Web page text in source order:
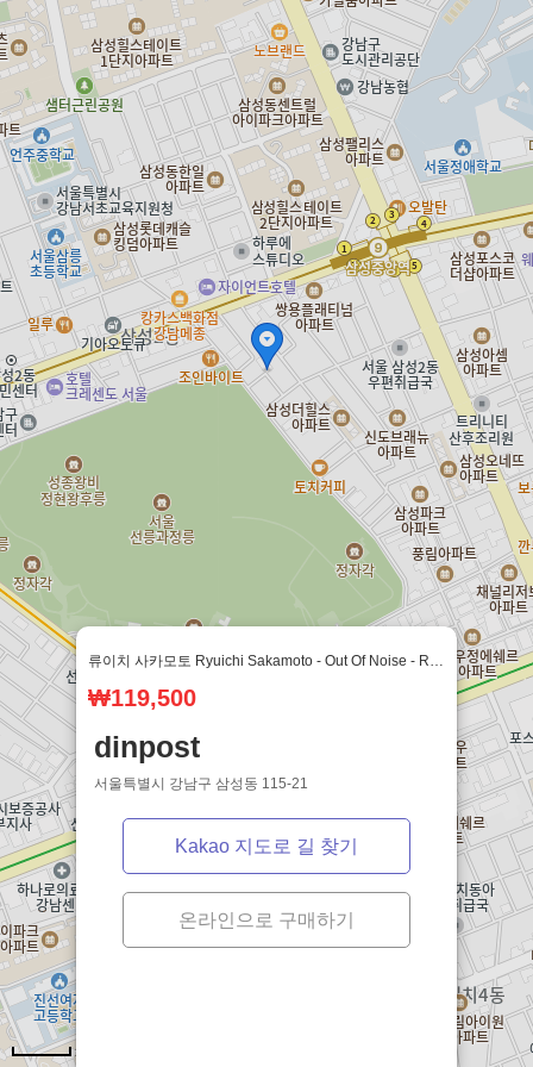
vinyl.coroke.net 바이닐 LP 모아보기
100m
류이치 사카모토 Ryuichi Sakamoto - Out Of Noise - R (2LP)
₩119,500
dinpost
서울특별시 강남구 삼성동 115-21
Kakao 지도로 길 찾기
온라인으로 구매하기
vinyl.coroke.net은 상품판매 당사자가 아니며, 수집 분류된 정보 및 각 상품 거래
에 대해 보증 또는 책임을 지지 않습니다.
vinyl.coroke.net에 표시되는 가격, 상품 정보, 판매 여부 등은 각 상품판매 당사자
에 의해 수시로 변동될 수 있습니다.
© vinyl.coroke.net. Made with
sveltekit &django